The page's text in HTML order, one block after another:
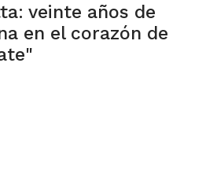
veinte años de
en el corazón de